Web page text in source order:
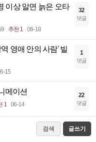
이상 알면 늙은 오타
추천 1 06-18
32
댓글
영애 안의 사람' 빌
15
1
댓글
메이션
1 06-14
22
댓글
검색 글쓰기